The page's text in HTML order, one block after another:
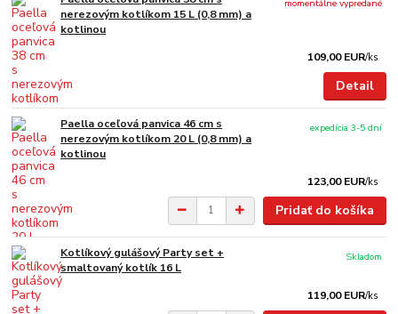
nerezovým kotlíkom 15 L (0,8 mm) a
kotlinou
109,00 EUR/ks
momentálne vypredané
Detail
Paella oceľová panvica 46 cm s
nerezovým kotlíkom 20 L (0,8 mm) a
kotlinou
123,00 EUR/ks
expedícia 3-5 dní
Pridať do košíka
Kotlíkový gulášový Party set +
smaltovaný kotlík 16 L
119,00 EUR/ks
Skladom